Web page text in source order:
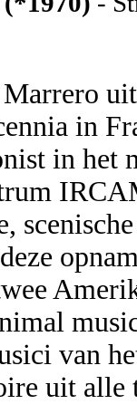
in
in het
van
uit alle